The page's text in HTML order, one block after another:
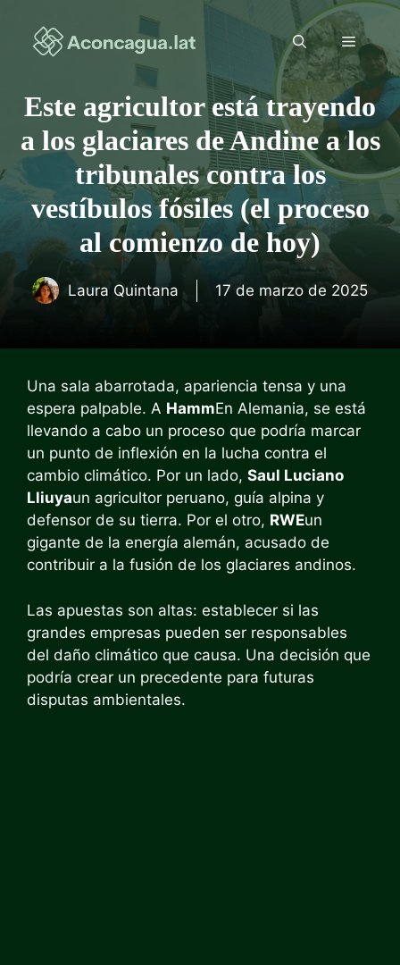
contenido
Menú
Este agricultor está trayendo
a los glaciares de Andine a los
tribunales contra los
vestíbulos fósiles (el proceso
al comienzo de hoy)
Laura Quintana 17 de marzo de 2025
Una sala abarrotada, apariencia tensa y una
espera palpable. A HammEn Alemania, se está
llevando a cabo un proceso que podría marcar
un punto de inflexión en la lucha contra el
cambio climático. Por un lado, Saul Luciano
Lliuyaun agricultor peruano, guía alpina y
defensor de su tierra. Por el otro, RWEun
gigante de la energía alemán, acusado de
contribuir a la fusión de los glaciares andinos.
Las apuestas son altas: establecer si las
grandes empresas pueden ser responsables
del daño climático que causa. Una decisión que
podría crear un precedente para futuras
disputas ambientales.